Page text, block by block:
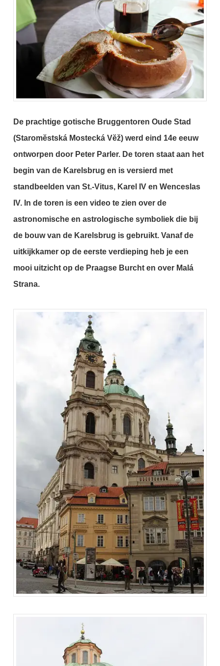
De prachtige gotische Bruggentoren Oude Stad
(Staromĕstská Mostecká Vĕž) werd eind 14e eeuw
ontworpen door Peter Parler. De toren staat aan het
begin van de Karelsbrug en is versierd met
standbeelden van St.-Vitus, Karel IV en Wenceslas
IV. In de toren is een video te zien over de
astronomische en astrologische symboliek die bij
de bouw van de Karelsbrug is gebruikt. Vanaf de
uitkijkkamer op de eerste verdieping heb je een
mooi uitzicht op de Praagse Burcht en over Malá
Strana.